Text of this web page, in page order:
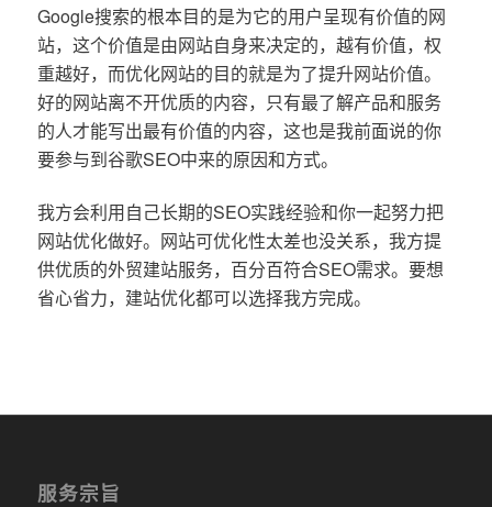
Google搜索的根本目的是为它的用户呈现有价值的网
站，这个价值是由网站自身来决定的，越有价值，权
重越好，而优化网站的目的就是为了提升网站价值。
好的网站离不开优质的内容，只有最了解产品和服务
的人才能写出最有价值的内容，这也是我前面说的你
要参与到谷歌SEO中来的原因和方式。
我方会利用自己长期的SEO实践经验和你一起努力把
网站优化做好。网站可优化性太差也没关系，我方提
供优质的外贸建站服务，百分百符合SEO需求。要想
省心省力，建站优化都可以选择我方完成。
服务宗旨